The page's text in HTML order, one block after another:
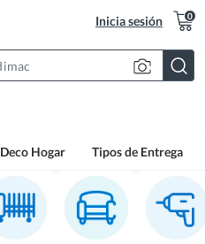
Inicia sesión 0
Deco Hogar Tipos de Entrega